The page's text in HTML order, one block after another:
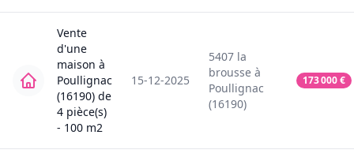
Vente
d'une
maison à
Poullignac
(16190) de
4 pièce(s)
- 100 m2
15-12-2025
5407 la
brousse à
Poullignac
(16190)
173 000€